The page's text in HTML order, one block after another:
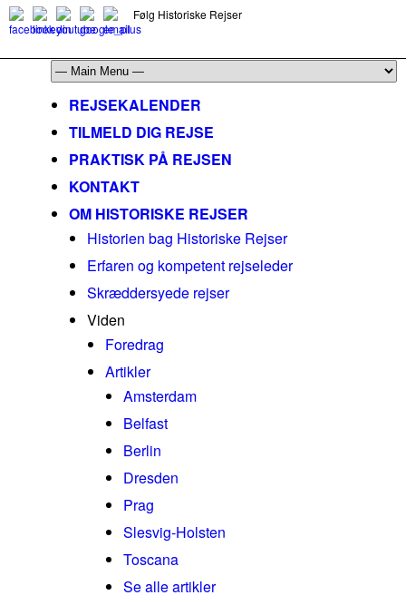
Følg Historiske Rejser
REJSEKALENDER
TILMELD DIG REJSE
PRAKTISK PÅ REJSEN
KONTAKT
OM HISTORISKE REJSER
Historien bag Historiske Rejser
Erfaren og kompetent rejseleder
Skræddersyede rejser
Viden
Foredrag
Artikler
Amsterdam
Belfast
Berlin
Dresden
Prag
Slesvig-Holsten
Toscana
Se alle artikler